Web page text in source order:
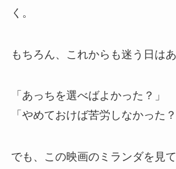
く。
もちろん、これからも迷う日はあ
「あっちを選べばよかった？」
「やめておけば苦労しなかった？
でも、この映画のミランダを見て